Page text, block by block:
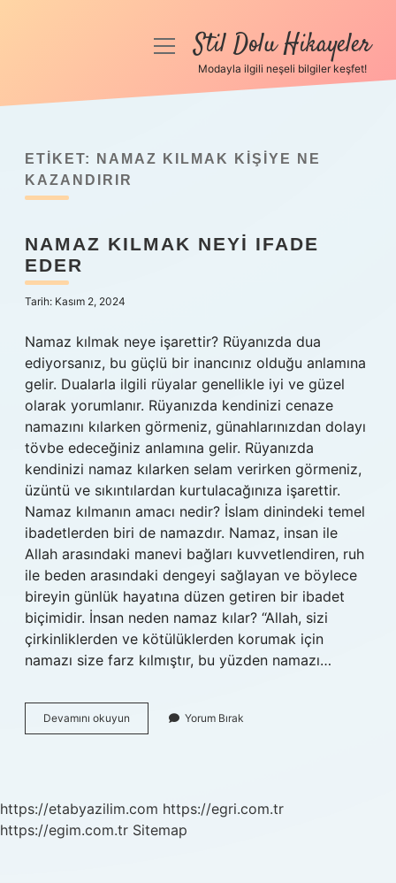
Anasayfa
Yasal Uyarı
menüyüStil Dolu Hikayeler
Modayla ilgili neşeli bilgiler keşfet!
ETIKET:
NAMAZ KILMAK KIŞIYE NE
KAZANDIRIR
NAMAZ KILMAK NEYI IFADE
EDER
Tarih: Kasım 2, 2024
Namaz kılmak neye işarettir? Rüyanızda dua
ediyorsanız, bu güçlü bir inancınız olduğu anlamına
gelir. Dualarla ilgili rüyalar genellikle iyi ve güzel
olarak yorumlanır. Rüyanızda kendinizi cenaze
namazını kılarken görmeniz, günahlarınızdan dolayı
tövbe edeceğiniz anlamına gelir. Rüyanızda
kendinizi namaz kılarken selam verirken görmeniz,
üzüntü ve sıkıntılardan kurtulacağınıza işarettir.
Namaz kılmanın amacı nedir? İslam dinindeki temel
ibadetlerden biri de namazdır. Namaz, insan ile
Allah arasındaki manevi bağları kuvvetlendiren, ruh
ile beden arasındaki dengeyi sağlayan ve böylece
bireyin günlük hayatına düzen getiren bir ibadet
biçimidir. İnsan neden namaz kılar? “Allah, sizi
çirkinliklerden ve kötülüklerden korumak için
namazı size farz kılmıştır, bu yüzden namazı…
Devamını okuyun
Kılmak
Yorum Bırak
https://etabyazilim.com https://egri.com.tr
https://egim.com.tr Sitemap